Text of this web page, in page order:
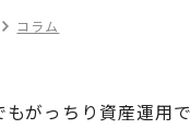
コラム
がっちり資産運用